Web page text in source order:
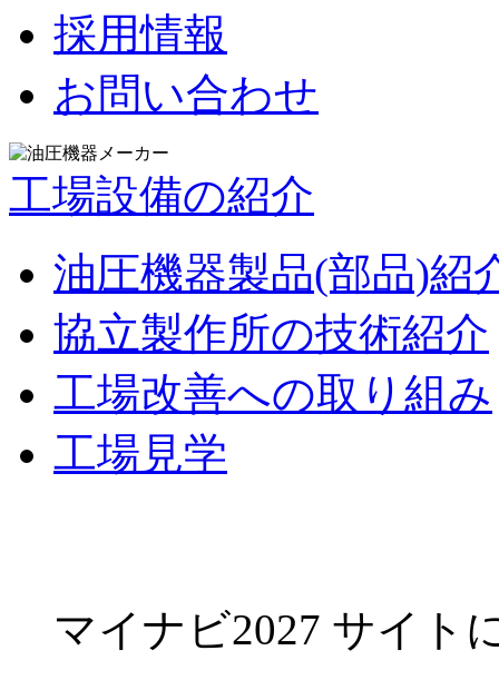
採用情報
お問い合わせ
工場設備の紹介
油圧機器製品(部品)紹
協立製作所の技術紹介
工場改善への取り組み
工場見学
マイナビ2027 サイト